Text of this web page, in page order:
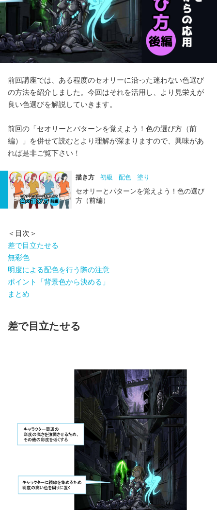
前回講座では、ある程度のセオリーに沿った迷わない色選び
の方法を紹介しました。今回はそれを活用し、より見栄えが
良い色選びを解説していきます。
前回の「セオリーとパターンを覚えよう！色の選び方（前
編）」を併せて読むとより理解が深まりますので、興味があ
れば是非ご覧下さい！
描き方 初級 配色 塗り
セオリーとパターンを覚えよう！色の選び
方（前編）
＜目次＞
差で目立たせる
無彩色
明度による配色を行う際の注意
ポイント「背景色から決める」
まとめ
差で目立たせる